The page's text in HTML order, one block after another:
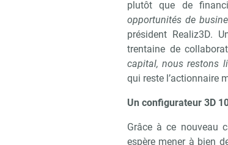
plutôt que de
opportunités de
président Realiz3D.
trentaine de
capital, nous restons
qui reste l’actionnaire
Un configurateur 3D
Grâce à ce nouveau
espère mener à bien